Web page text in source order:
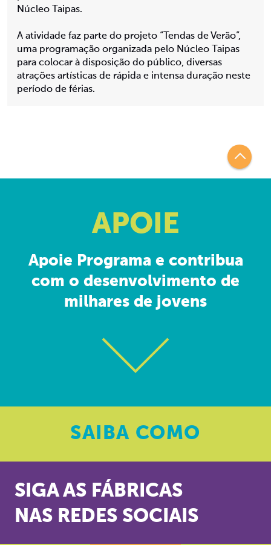
Núcleo Taipas.
A atividade faz parte do projeto “Tendas de Verão”,
uma programação organizada pelo Núcleo Taipas
para colocar à disposição do público, diversas
atrações artísticas de rápida e intensa duração neste
período de férias.
APOIE
Apoie Programa e contribua
com o desenvolvimento de
milhares de jovens
SAIBA COMO
SIGA AS FÁBRICAS
NAS REDES SOCIAIS